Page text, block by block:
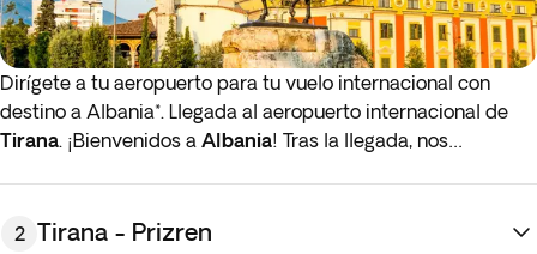
Dirígete a tu aeropuerto para tu vuelo internacional con
destino a Albania*. Llegada al aeropuerto internacional de
Tirana. ¡Bienvenidos a Albania! Tras la llegada, nos
aire. Alojamiento en Tirana.
2 Tirana - Prizren